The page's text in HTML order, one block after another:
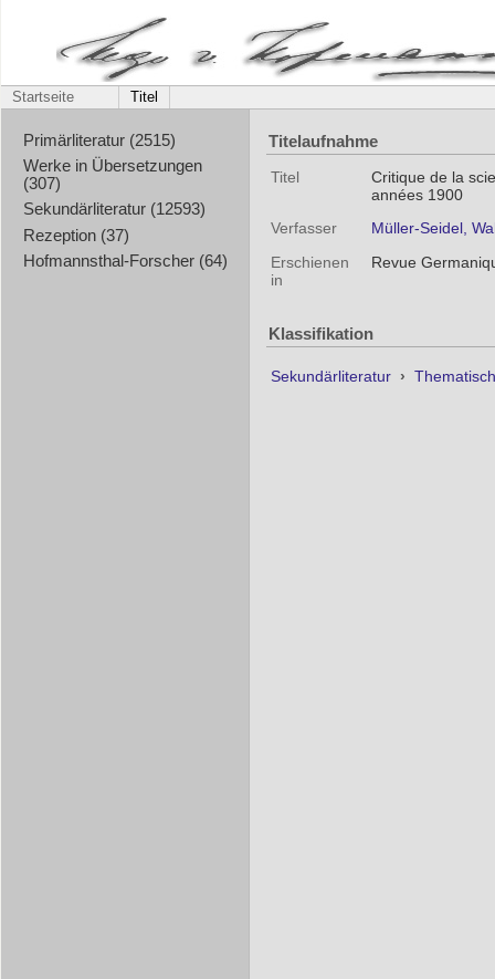
Startseite Titel
Primärliteratur (2515)
Werke in Übersetzungen
(307)
Sekundärliteratur (12593)
Rezeption (37)
Hofmannsthal-Forscher (64)
Titelaufnahme
Titel
Critique de la
années 1900
Verfasser
Müller-Seidel,
Erschienen
in
Revue
Klassifikation
Sekundärliteratur ›